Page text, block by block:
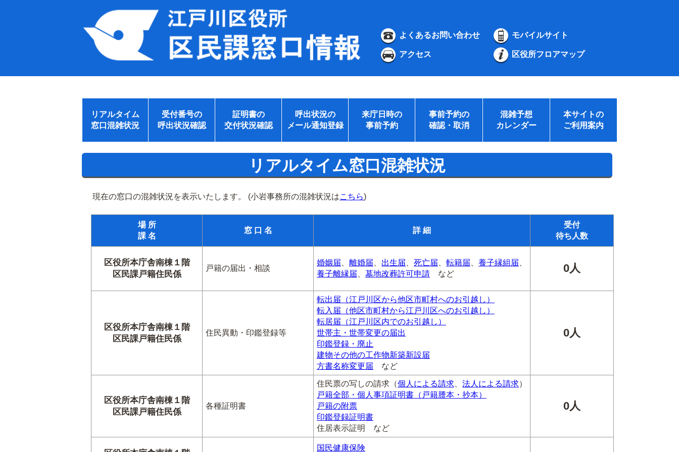
よくあるお問い合わせ モバイルサイト
アクセス 区役所フロアマップ
リアルタイム
窓口混雑状況
受付番号の
呼出状況確認
証明書の
交付状況確認
呼出状況の
メール通知登録
来庁日時の
事前予約
事前予約の
確認・取消
混雑予想
カレンダー
本サイトの
ご利用案内
リアルタイム窓口混雑状況
現在の窓口の混雑状況を表示いたします。 (小岩事務所の混雑状況はこちら)
場 所
課 名
窓 口 名 詳 細
受付
待ち人数
区役所本庁舎南棟１階
区民課戸籍住民係
戸籍の届出・相談
婚姻届 離婚届 出生届 死亡届 転籍届 養子縁組届
養子離縁届
墓地改葬許可申請 など 0人
区役所本庁舎南棟１階
区民課戸籍住民係
住民異動・印鑑登録等
転出届（江戸川区から他区市町村へのお引越し）
転入届（他区市町村から江戸川区へのお引越し）
転居届（江戸川区内でのお引越し）
世帯主・世帯変更の届出
印鑑登録・廃止
建物その他の工作物新築新設届
方書名称変更届 など
0人
区役所本庁舎南棟１階
区民課戸籍住民係
各種証明書
住民票の写しの請求（個人による請求 法人による請求）
戸籍全部・個人事項証明書（戸籍謄本・抄本）
戸籍の附票
印鑑登録証明書
住居表示証明 など
0人
国民健康保険